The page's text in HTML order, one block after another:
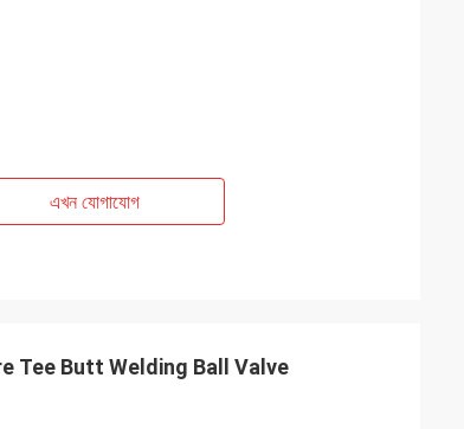
এখন যোগাযোগ
Tee Butt Welding Ball Valve